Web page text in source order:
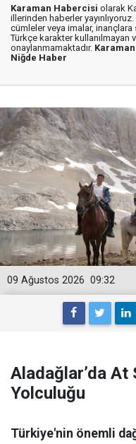
Karaman Habercisi olarak
illerinden haberler
cümleler veya imalar, inançlara
Türkçe karakter kullanılmayan
onaylanmamaktadır.
Niğde Haber
09:32
09 Ağustos 2026
Aladağlar’da At
Yolculuğu
Türkiye'nin önemli